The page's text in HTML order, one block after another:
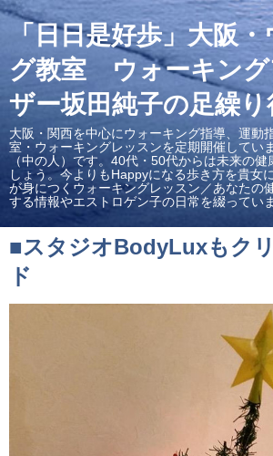
「日日是好歩」大阪
グ教室 ウォーキング
ザー坂田純子の足繰
大阪・関西を中心にウォーキング指導、運動
室・ウォーキングレッスンを定期開催してい
（中の人）です。40代・50代からは未来の
しょう。今よりもHappyになる歩き方を貴女
が身につくウォーキングレッスン／あなたの
する情報やエストロゲン子の日常を綴っていま
■スタジオBodyLuxもク
ド